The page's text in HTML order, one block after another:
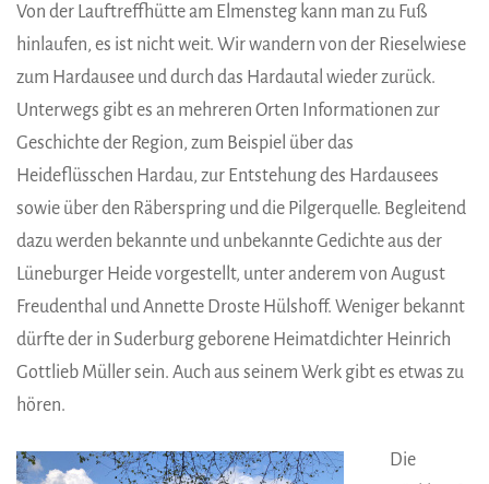
Von der Lauftreffhütte am Elmensteg kann man zu Fuß
hinlaufen, es ist nicht weit. Wir wandern von der Rieselwiese
zum Hardausee und durch das Hardautal wieder zurück.
Unterwegs gibt es an mehreren Orten Informationen zur
Geschichte der Region, zum Beispiel über das
Heideflüsschen Hardau, zur Entstehung des Hardausees
sowie über den Räberspring und die Pilgerquelle. Begleitend
dazu werden bekannte und unbekannte Gedichte aus der
Lüneburger Heide vorgestellt, unter anderem von August
Freudenthal und Annette Droste Hülshoff. Weniger bekannt
dürfte der in Suderburg geborene Heimatdichter Heinrich
Gottlieb Müller sein. Auch aus seinem Werk gibt es etwas zu
hören.
Die